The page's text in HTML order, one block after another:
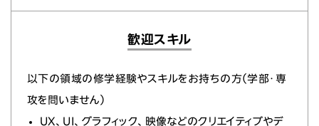
歓迎スキル
以下の領域の修学経験やスキルをお持ちの方（学部・専
攻を問いません）
UX、UI、グラフィック、映像などのクリエイティブやデ